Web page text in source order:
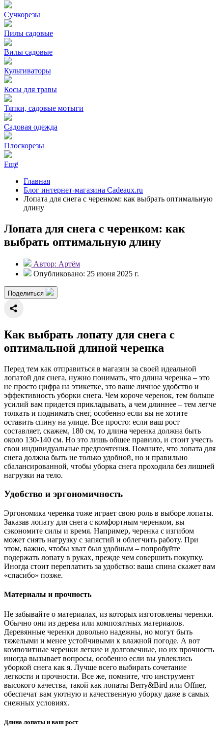
Сучкорезы
Пилы садовые
Вилы садовые
Культиваторы
Косы для травы
Тяпки, садовые мотыги
Садовая одежда
Плоскорезы
Ещё
Главная
Блог интернет-магазина Cadeaux.ru
Лопата для снега с черенком: как выбрать оптимальную
длину
Лопата для снега с черенком: как
выбрать оптимальную длину
Автор: Артём
Опубликовано: 25 июня 2025 г.
Поделиться
Как выбрать лопату для снега с
оптимальной длиной черенка
Перед тем как отправиться в магазин за своей идеальной
лопатой для снега, нужно понимать, что длина черенка – это
не просто цифра на этикетке, это ваше личное удобство и
эффективность уборки снега. Чем короче черенок, тем больше
усилий вам придется прикладывать, а чем длиннее – тем легче
толкать и поднимать снег, особенно если вы не хотите
оставить спину на улице. Все просто: если ваш рост
составляет, скажем, 180 см, то длина черенка должна быть
около 130-140 см. Но это лишь общее правило, и стоит учесть
свои индивидуальные предпочтения. Помните, что лопата для
снега должна быть не только удобной, но и правильно
сбалансированной, чтобы уборка снега проходила без лишней
нагрузки на тело.
Удобство и эргономичность
Эргономика черенка тоже играет свою роль в выборе лопаты.
Заказав лопату для снега с комфортным черенком, вы
сэкономите силы и время. Например, черенка с изгибом
может снять нагрузку с запястий и облегчить работу. При
этом, важно, чтобы хват был удобным – попробуйте
подержать лопату в руках, прежде чем совершить покупку.
Иногда стоит переплатить за удобство: ваша спина скажет вам
«спасибо» позже.
Материалы и прочность
Не забывайте о материалах, из которых изготовлены черенки.
Обычно они из дерева или композитных материалов.
Деревянные черенки довольно надежны, но могут быть
тяжелыми и менее устойчивыми к влажной погоде. А вот
композитные черенки легкие и долговечные, но их прочность
иногда вызывает вопросы, особенно если вы увлеклись
уборкой снега как я. Лучше всего выбирать сочетание
легкости и прочности. Все же, помните, что инструмент
высокого качества, такой как лопаты Berry&Bird или Offner,
обеспечат вам уютную и качественную уборку даже в самых
снежных условиях.
Длина лопаты и ваш рост